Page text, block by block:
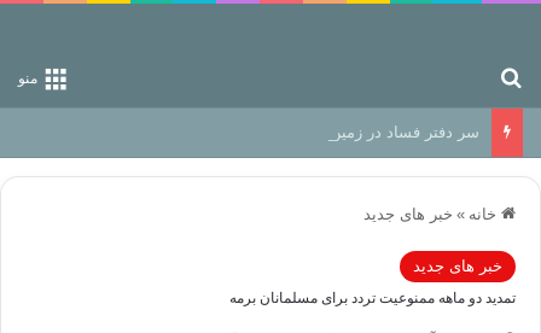
منو
سر دفتر فساد در زمین‌، دوری وکناره‌گیری از راه خداست‌!
خانه » خبر های جدید
خبر های جدید
تمدید دو ماهه ممنوعیت تردد برای مسلمانان برمه